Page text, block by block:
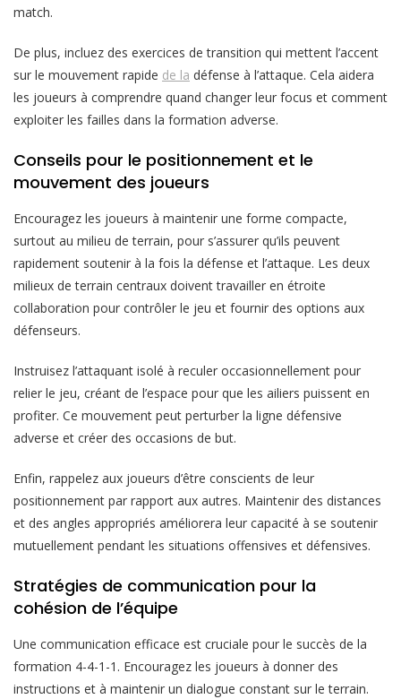
match.
De plus, incluez des exercices de transition qui mettent l’accent
sur le mouvement rapide de la défense à l’attaque. Cela aidera
les joueurs à comprendre quand changer leur focus et comment
exploiter les failles dans la formation adverse.
Conseils pour le positionnement et le
mouvement des joueurs
Encouragez les joueurs à maintenir une forme compacte,
surtout au milieu de terrain, pour s’assurer qu’ils peuvent
rapidement soutenir à la fois la défense et l’attaque. Les deux
milieux de terrain centraux doivent travailler en étroite
collaboration pour contrôler le jeu et fournir des options aux
défenseurs.
Instruisez l’attaquant isolé à reculer occasionnellement pour
relier le jeu, créant de l’espace pour que les ailiers puissent en
profiter. Ce mouvement peut perturber la ligne défensive
adverse et créer des occasions de but.
Enfin, rappelez aux joueurs d’être conscients de leur
positionnement par rapport aux autres. Maintenir des distances
et des angles appropriés améliorera leur capacité à se soutenir
mutuellement pendant les situations offensives et défensives.
Stratégies de communication pour la
cohésion de l’équipe
Une communication efficace est cruciale pour le succès de la
formation 4-4-1-1. Encouragez les joueurs à donner des
instructions et à maintenir un dialogue constant sur le terrain.